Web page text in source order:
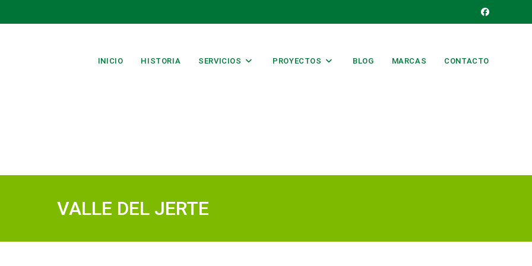
INICIO HISTORIA SERVICIOS PROYECTOS BLOG MARCAS CONTACTO
VALLE DEL JERTE